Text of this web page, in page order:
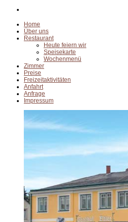
Home
Über uns
Restaurant
Heute feiern wir
Speisekarte
Wochenmenü
Zimmer
Preise
Freizeitaktivitäten
Anfahrt
Anfrage
Impressum